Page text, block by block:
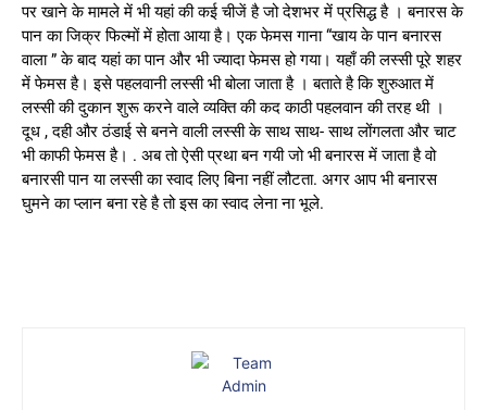
पर खाने के मामले में भी यहां की कई चीजें है जो देशभर में प्रसिद्ध है । बनारस के
पान का जिक्र फिल्मों में होता आया है। एक फेमस गाना “खाय के पान बनारस
वाला ” के बाद यहां का पान और भी ज्यादा फेमस हो गया। यहाँ की लस्सी पूरे शहर
में फेमस है। इसे पहलवानी लस्सी भी बोला जाता है । बताते है कि शुरुआत में
लस्सी की दुकान शुरू करने वाले व्यक्ति की कद काठी पहलवान की तरह थी ।
दूध , दही और ठंडाई से बनने वाली लस्सी के साथ साथ- साथ लोंगलता और चाट
भी काफी फेमस है। . अब तो ऐसी प्रथा बन गयी जो भी बनारस में जाता है वो
बनारसी पान या लस्सी का स्वाद लिए बिना नहीं लौटता. अगर आप भी बनारस
घुमने का प्लान बना रहे है तो इस का स्वाद लेना ना भूले.